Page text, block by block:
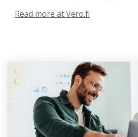
Read more at Vero.fi